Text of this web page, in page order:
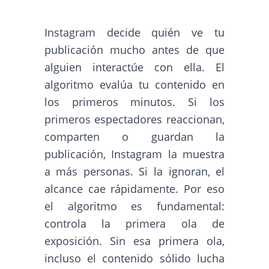
Instagram decide quién ve tu
publicación mucho antes de que
alguien interactúe con ella. El
algoritmo evalúa tu contenido en
los primeros minutos. Si los
primeros espectadores reaccionan,
comparten o guardan la
publicación, Instagram la muestra
a más personas. Si la ignoran, el
alcance cae rápidamente. Por eso
el algoritmo es fundamental:
controla la primera ola de
exposición. Sin esa primera ola,
incluso el contenido sólido lucha